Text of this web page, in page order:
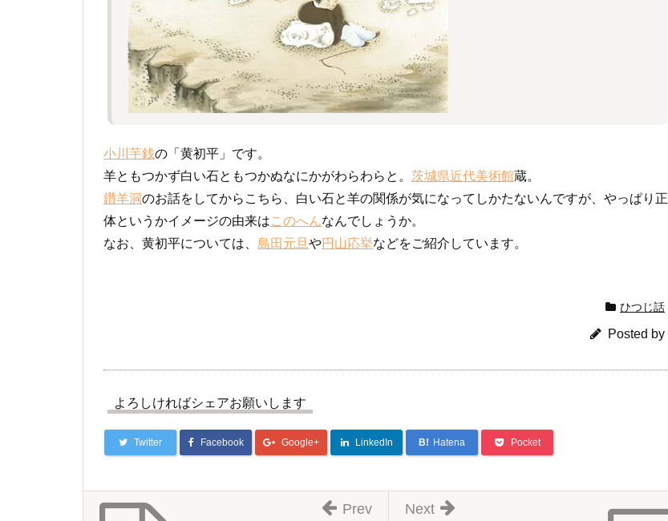
小川芋銭の「黄初平」です。
羊ともつかず白い石ともつかぬなにかがわらわらと。 茨城県近代美術館蔵。
鑽羊洞のお話をしてからこちら、白い石と羊の関係が気になってしかたないんですが、やっぱり正
体というかイメージの由来はこのへんなんでしょうか。
なお、黄初平については、 島田元旦や円山応挙などをご紹介しています。
ひつじ話
Posted by
よろしければシェアお願いします
Twitter Facebook Google+ LinkedIn B! Hatena Pocket
Next
Prev